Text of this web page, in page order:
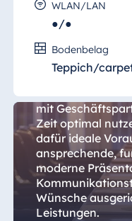
WLAN/LAN
●/●
Bodenbelag
Teppich/
Seminar 6
Sie suchen
mit
Zeit optimal
dafür ideale
ansprechende,
moderne
Wünsche
Leistungen.